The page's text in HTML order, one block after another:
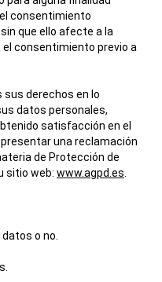
consentimiento
que ello afecte a la
consentimiento previo a
sus derechos en lo
datos personales,
satisfacción en el
una reclamación
de Protección de
sitio web: www.agpd.es
o no.